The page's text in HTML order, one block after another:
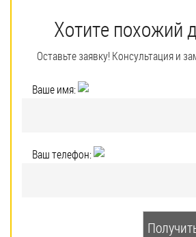
Хотите похожий
Оставьте заявку! Консультация и
Ваше имя:
Ваш телефон: